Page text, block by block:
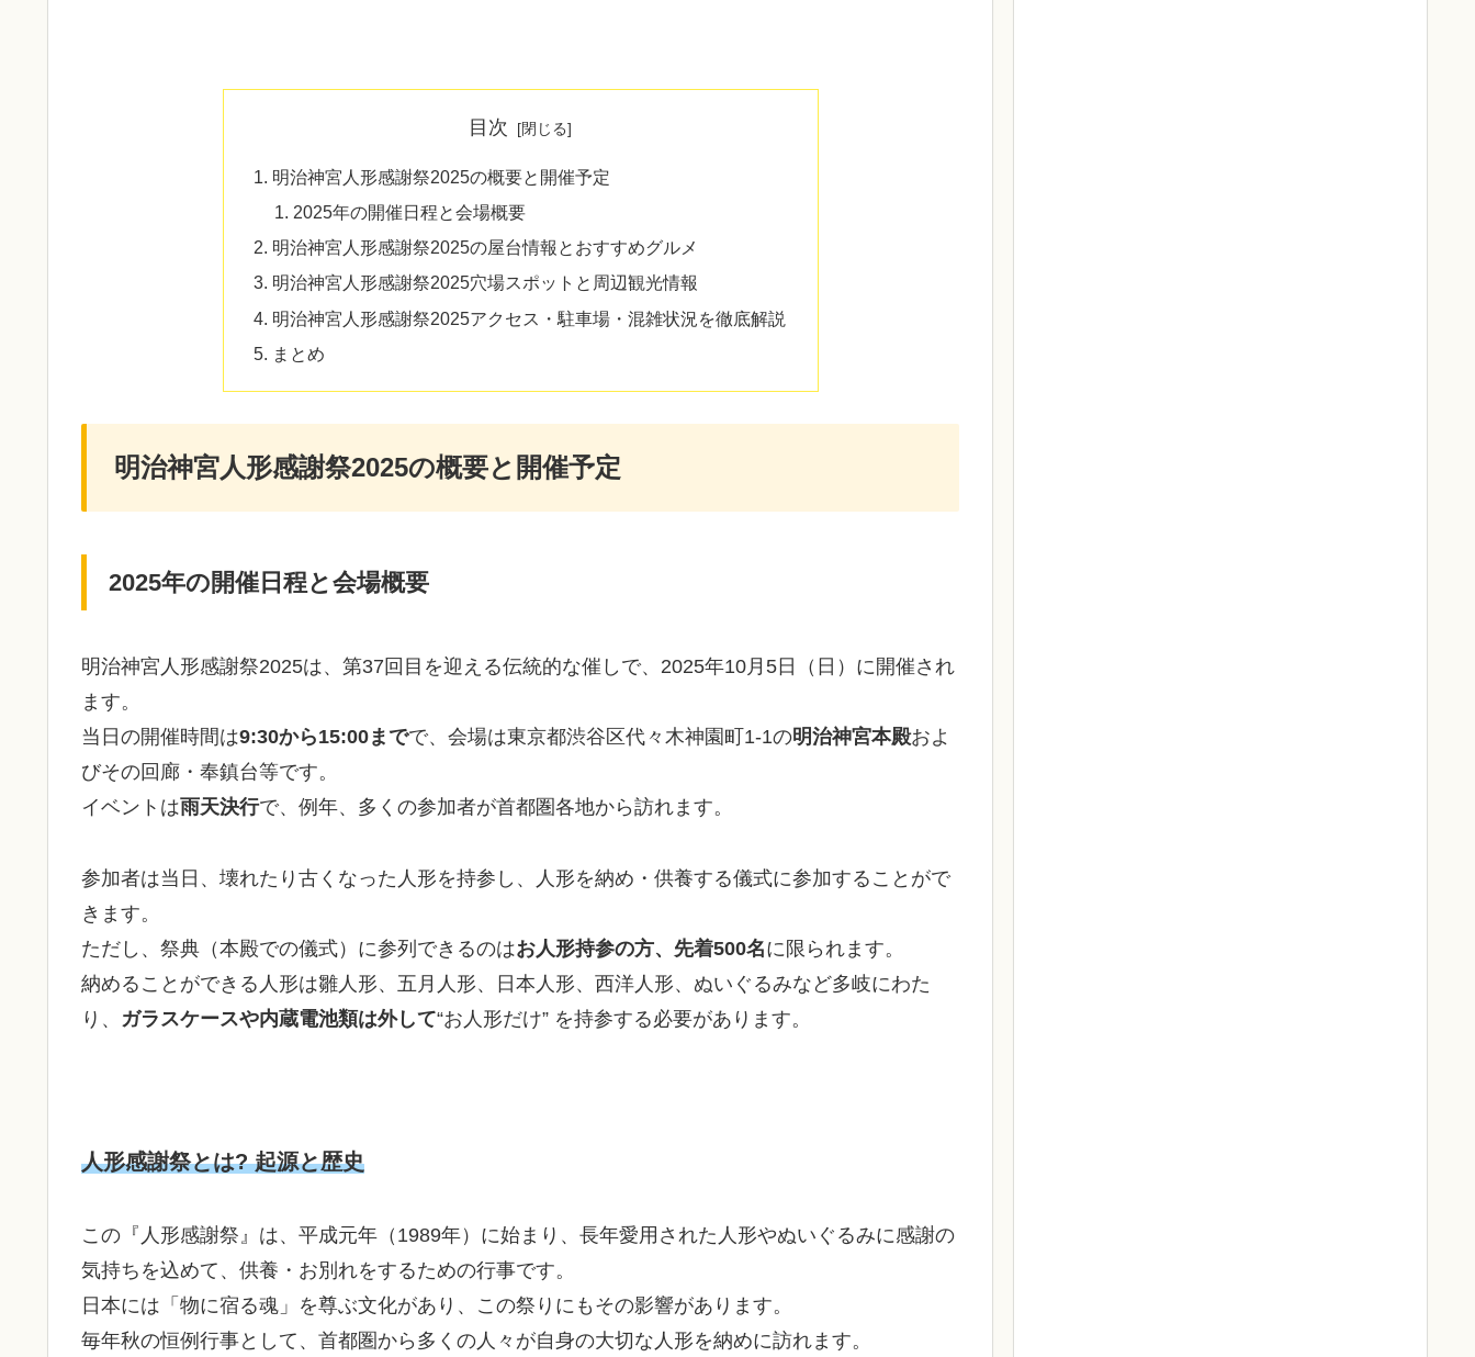
目次
明治神宮人形感謝祭2025の概要と開催予定
2025年の開催日程と会場概要
明治神宮人形感謝祭2025の屋台情報とおすすめグルメ
明治神宮人形感謝祭2025穴場スポットと周辺観光情報
明治神宮人形感謝祭2025アクセス・駐車場・混雑状況を徹底解説
まとめ
明治神宮人形感謝祭2025の概要と開催予定
2025年の開催日程と会場概要
明治神宮人形感謝祭2025は、第37回目を迎える伝統的な催しで、2025年10月5日（日）に開催され
ます。
当日の開催時間は9:30から15:00までで、会場は東京都渋谷区代々木神園町1-1の明治神宮本殿およ
びその回廊・奉鎮台等です。
イベントは雨天決行で、例年、多くの参加者が首都圏各地から訪れます。
参加者は当日、壊れたり古くなった人形を持参し、人形を納め・供養する儀式に参加することがで
きます。
ただし、祭典（本殿での儀式）に参列できるのはお人形持参の方、先着500名に限られます。
納めることができる人形は雛人形、五月人形、日本人形、西洋人形、ぬいぐるみなど多岐にわた
り、 ガラスケースや内蔵電池類は外して“お人形だけ” を持参する必要があります。
人形感謝祭とは? 起源と歴史
この『人形感謝祭』は、平成元年（1989年）に始まり、長年愛用された人形やぬいぐるみに感謝の
気持ちを込めて、供養・お別れをするための行事です。
日本には「物に宿る魂」を尊ぶ文化があり、この祭りにもその影響があります。
毎年秋の恒例行事として、首都圏から多くの人々が自身の大切な人形を納めに訪れます。